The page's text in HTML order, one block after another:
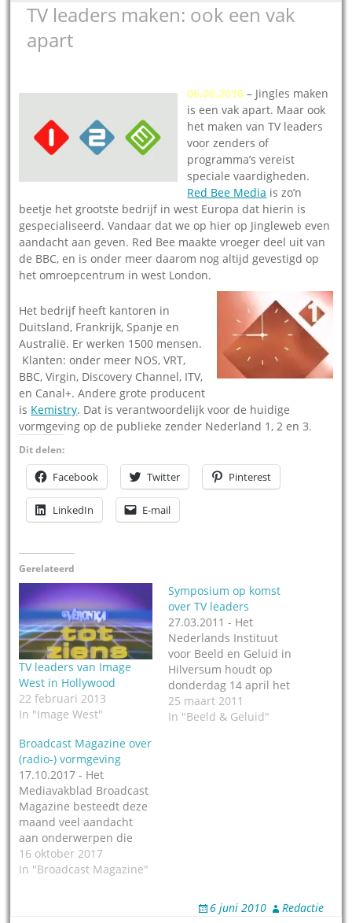
TV leaders maken: ook een vak
apart
06.06.2010 – Jingles maken
is een vak apart. Maar ook
het maken van TV leaders
voor zenders of
programma’s vereist
speciale vaardigheden.
Red Bee Media is zo’n
beetje het grootste bedrijf in west Europa dat hierin is
gespecialiseerd. Vandaar dat we op hier op Jingleweb even
aandacht aan geven. Red Bee maakte vroeger deel uit van
de BBC, en is onder meer daarom nog altijd gevestigd op
het omroepcentrum in west London.
Het bedrijf heeft kantoren in
Duitsland, Frankrijk, Spanje en
Australië. Er werken 1500 mensen.
Klanten: onder meer NOS, VRT,
BBC, Virgin, Discovery Channel, ITV,
en Canal+. Andere grote producent
is Kemistry. Dat is verantwoordelijk voor de huidige
vormgeving op de publieke zender Nederland 1, 2 en 3.
Dit delen:
Facebook Twitter Pinterest
LinkedIn E-mail
Gerelateerd
TV leaders van Image
West in Hollywood
22 februari 2013
In "Image West"
Symposium op komst
over TV leaders
27.03.2011 - Het
Nederlands Instituut
voor Beeld en Geluid in
Hilversum houdt op
donderdag 14 april het
symposium "Vorm van
vermaak; zestig jaar
25 maart 2011
In "Beeld & Geluid"
Broadcast Magazine over
(radio-) vormgeving
17.10.2017 - Het
Mediavakblad Broadcast
Magazine besteedt deze
maand veel aandacht
aan onderwerpen die
met (radio-) vormgeving
te maken hebben. Zo
16 oktober 2017
In "Broadcast Magazine"
6 juni 2010 Redactie